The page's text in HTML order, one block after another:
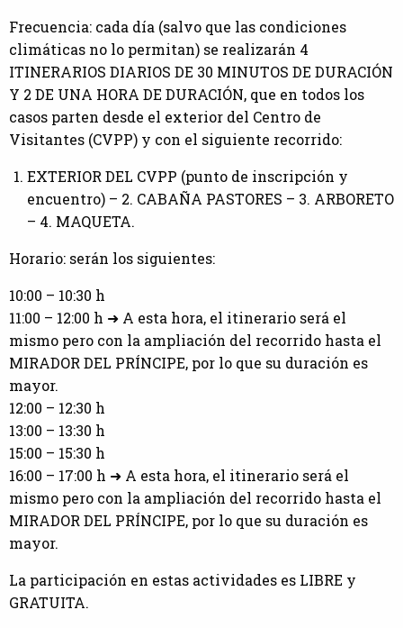
Frecuencia: cada día (salvo que las condiciones
climáticas no lo permitan) se realizarán 4
ITINERARIOS DIARIOS DE 30 MINUTOS DE DURACIÓN
Y 2 DE UNA HORA DE DURACIÓN, que en todos los
casos parten desde el exterior del Centro de
Visitantes (CVPP) y con el siguiente recorrido:
EXTERIOR DEL CVPP (punto de inscripción y
encuentro) – 2. CABAÑA PASTORES – 3. ARBORETO
– 4. MAQUETA.
Horario: serán los siguientes:
10:00 – 10:30 h
11:00 – 12:00 h ➜ A esta hora, el itinerario será el
mismo pero con la ampliación del recorrido hasta el
MIRADOR DEL PRÍNCIPE, por lo que su duración es
mayor.
12:00 – 12:30 h
13:00 – 13:30 h
15:00 – 15:30 h
16:00 – 17:00 h ➜ A esta hora, el itinerario será el
mismo pero con la ampliación del recorrido hasta el
MIRADOR DEL PRÍNCIPE, por lo que su duración es
mayor.
La participación en estas actividades es LIBRE y
GRATUITA.